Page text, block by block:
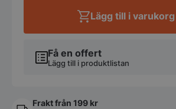
Få en offert
Lägg till i produktlistan
Lägg till i varukorg
Frakt från 199 kr